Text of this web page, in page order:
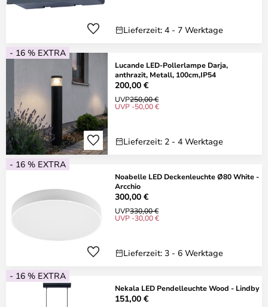
Lieferzeit: 4 - 7 Werktage
- 16 % EXTRA
Lucande LED-Pollerlampe Darja,
anthrazit, Metall, 100cm,IP54
200,00 €
UVP250,00 €
UVP -50,00 €
Lieferzeit: 2 - 4 Werktage
- 16 % EXTRA
Noabelle LED Deckenleuchte Ø80 White -
Arcchio
300,00 €
UVP330,00 €
UVP -30,00 €
Lieferzeit: 3 - 6 Werktage
- 16 % EXTRA
Nekala LED Pendelleuchte Wood - Lindby
151,00 €